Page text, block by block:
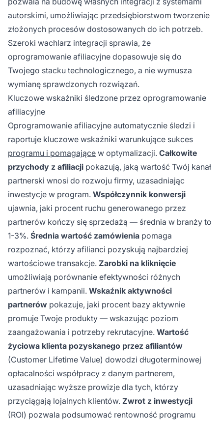
autorskimi, umożliwiając przedsiębiorstwom tworzenie
złożonych procesów dostosowanych do ich potrzeb.
Szeroki wachlarz integracji sprawia, że
oprogramowanie afiliacyjne dopasowuje się do
Twojego stacku technologicznego, a nie wymusza
wymianę sprawdzonych rozwiązań.
Kluczowe wskaźniki śledzone przez oprogramowanie
afiliacyjne
Oprogramowanie afiliacyjne automatycznie śledzi i
raportuje kluczowe wskaźniki warunkujące sukces
programu i pomagające w optymalizacji. Całkowite
przychody z afiliacji pokazują, jaką wartość Twój kanał
partnerski wnosi do rozwoju firmy, uzasadniając
inwestycje w program. Współczynnik konwersji
ujawnia, jaki procent ruchu generowanego przez
partnerów kończy się sprzedażą — średnia w branży to
1-3%. Średnia wartość zamówienia pomaga
rozpoznać, którzy afilianci pozyskują najbardziej
wartościowe transakcje. Zarobki na kliknięcie
umożliwiają porównanie efektywności różnych
partnerów i kampanii. Wskaźnik aktywności
partnerów pokazuje, jaki procent bazy aktywnie
promuje Twoje produkty — wskazując poziom
zaangażowania i potrzeby rekrutacyjne. Wartość
życiowa klienta pozyskanego przez afiliantów
(Customer Lifetime Value) dowodzi długoterminowej
opłacalności współpracy z danym partnerem,
uzasadniając wyższe prowizje dla tych, którzy
przyciągają lojalnych klientów. Zwrot z inwestycji
(ROI) pozwala podsumować rentowność programu